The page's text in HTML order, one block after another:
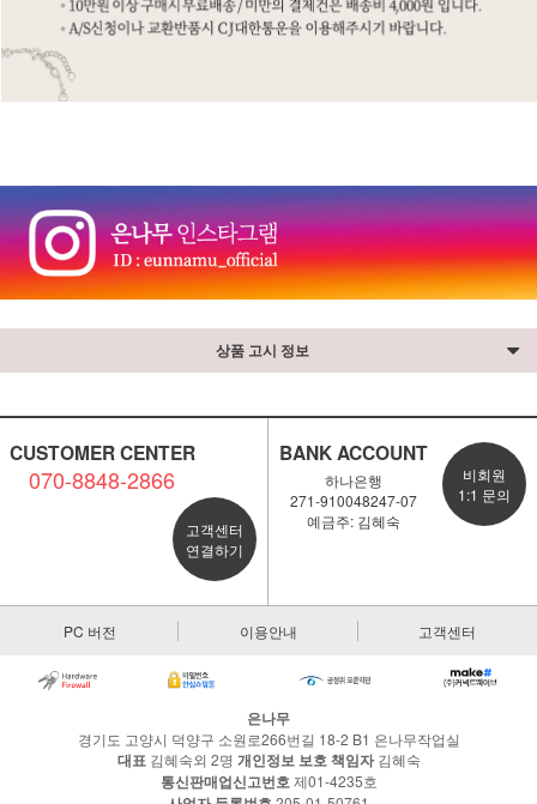
상품 고시 정보
CUSTOMER CENTER
070-8848-2866
고객센터
연결하기
BANK ACCOUNT
하나은행
271-910048247-07
예금주: 김혜숙
비회원
1:1 문의
PC 버전 이용안내 고객센터
은나무
경기도 고양시 덕양구 소원로266번길 18-2 B1 은나무작업실
대표 김혜숙외 2명 개인정보 보호 책임자김혜숙
통신판매업신고번호 제01-4235호